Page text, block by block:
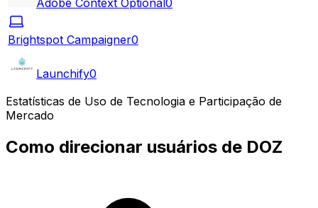
Brightspot Campaigner0
Launchify0
Estatísticas de Uso de Tecnologia e Participação de
Mercado
Como direcionar usuários de DOZ